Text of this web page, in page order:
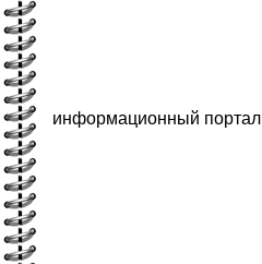
информационный портал